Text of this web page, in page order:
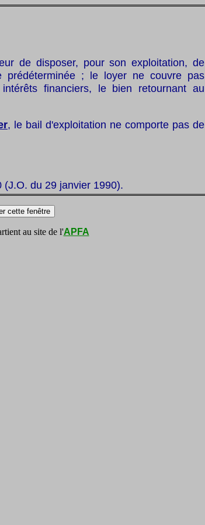
de disposer, pour son exploitation, de
prédéterminée ; le loyer ne couvre pas
financiers, le bien retournant au
, le bail d'exploitation ne comporte pas de
du 29 janvier 1990).
au site de l'APFA